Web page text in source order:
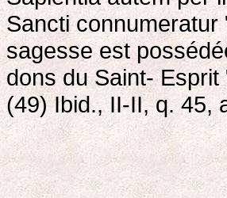
Sancti
sagesse est
dons du Saint-
(49) Ibid., II-II, q. 45,